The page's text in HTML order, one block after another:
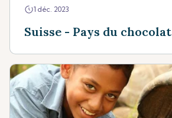
1 déc. 2023
Suisse - Pays du chocolat